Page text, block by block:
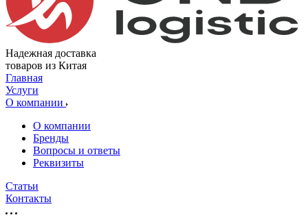
Надежная доставка
товаров из Китая
Главная
Услуги
О компании
О компании
Бренды
Вопросы и ответы
Реквизиты
Статьи
Контакты